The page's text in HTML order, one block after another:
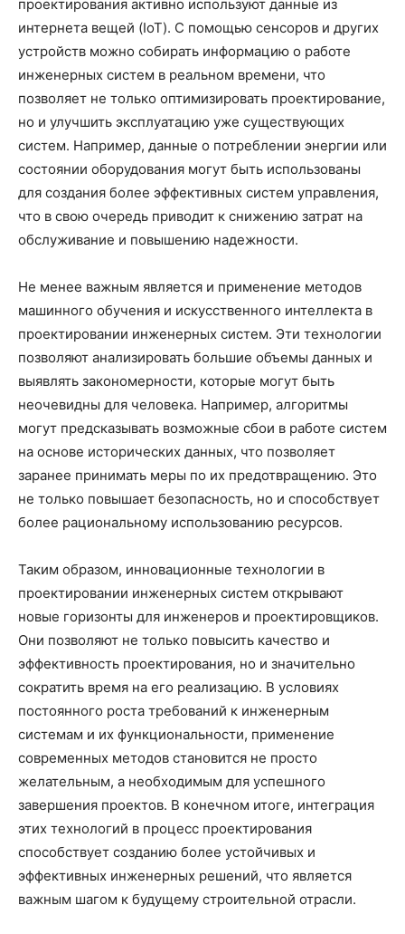
проектирования активно используют данные из
интернета вещей (IoT). С помощью сенсоров и других
устройств можно собирать информацию о работе
инженерных систем в реальном времени, что
позволяет не только оптимизировать проектирование,
но и улучшить эксплуатацию уже существующих
систем. Например, данные о потреблении энергии или
состоянии оборудования могут быть использованы
для создания более эффективных систем управления,
что в свою очередь приводит к снижению затрат на
обслуживание и повышению надежности.
Не менее важным является и применение методов
машинного обучения и искусственного интеллекта в
проектировании инженерных систем. Эти технологии
позволяют анализировать большие объемы данных и
выявлять закономерности, которые могут быть
неочевидны для человека. Например, алгоритмы
могут предсказывать возможные сбои в работе систем
на основе исторических данных, что позволяет
заранее принимать меры по их предотвращению. Это
не только повышает безопасность, но и способствует
более рациональному использованию ресурсов.
Таким образом, инновационные технологии в
проектировании инженерных систем открывают
новые горизонты для инженеров и проектировщиков.
Они позволяют не только повысить качество и
эффективность проектирования, но и значительно
сократить время на его реализацию. В условиях
постоянного роста требований к инженерным
системам и их функциональности, применение
современных методов становится не просто
желательным, а необходимым для успешного
завершения проектов. В конечном итоге, интеграция
этих технологий в процесс проектирования
способствует созданию более устойчивых и
эффективных инженерных решений, что является
важным шагом к будущему строительной отрасли.